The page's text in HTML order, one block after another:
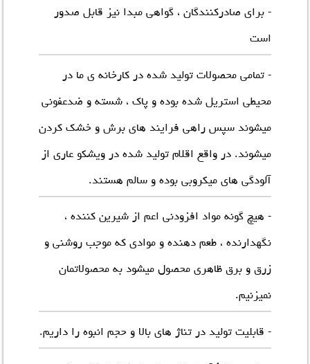
- برای صادرکنندگان ، گواهی مبدا نیز قابل صدور
است
- تمامی محصولات تولید شده در کارخانه ی ما در
محیطی استریل شده بوده و پاک ، شسته و ضدعفونی
میشوند سپس راهی فرایند های برش و خشک کردن
میشوند. در واقع اقلام تولید شده در ویشکو عاری از
آلودگی های میکروبی بوده و سالم هستند.
- هیچ گونه مواد افزودنی اعم از شیرین کننده ،
نگهدارنده ، طعم دهنده و موادی که موجب روشنی و
زرق و برق ظاهری محصول میشود به محصولاتمان
نمیزنیم.
- قابلیت تولید در تناژ های بالا و حجم انبوه را داریم.